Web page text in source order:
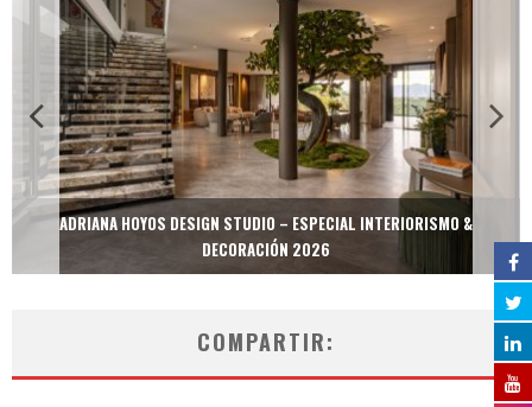
ADRIANA HOYOS DESIGN STUDIO – ESPECIAL INTERIORISMO &
DECORACIÓN 2026
COMPARTIR: